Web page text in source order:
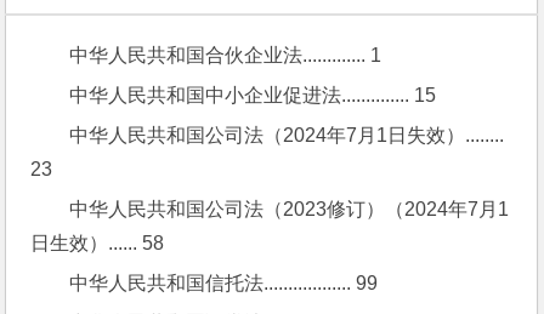
中华人民共和国合伙企业法............. 1
中华人民共和国中小企业促进法.............. 15
中华人民共和国公司法（2024年7月1日失效）........
23
中华人民共和国公司法（2023修订）（2024年7月1
日生效）...... 58
中华人民共和国信托法.................. 99